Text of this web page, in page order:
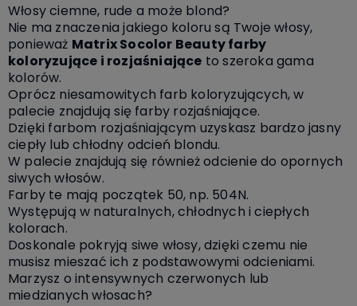
Włosy ciemne, rude a może blond?
Nie ma znaczenia jakiego koloru są Twoje włosy,
ponieważ Matrix Socolor Beauty farby
koloryzujące i rozjaśniające to szeroka gama
kolorów.
Oprócz niesamowitych farb koloryzujących, w
palecie znajdują się farby rozjaśniające.
Dzięki farbom rozjaśniającym uzyskasz bardzo jasny
ciepły lub chłodny odcień blondu.
W palecie znajdują się również odcienie do opornych
siwych włosów.
Farby te mają początek 50, np. 504N.
Występują w naturalnych, chłodnych i ciepłych
kolorach.
Doskonale pokryją siwe włosy, dzięki czemu nie
musisz mieszać ich z podstawowymi odcieniami.
Marzysz o intensywnych czerwonych lub
miedzianych włosach?